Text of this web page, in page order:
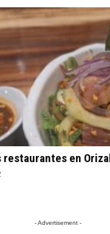
restaurantes en
- Advertisement -